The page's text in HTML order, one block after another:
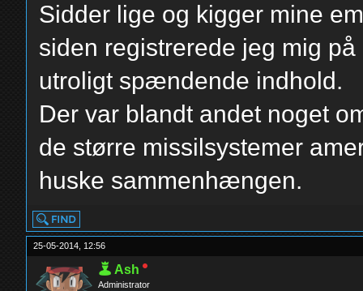
Sidder lige og kigger mine
siden registrerede jeg mig
utroligt spændende indhold.
Der var blandt andet noget
de større missilsystemer
huske sammenhængen.
25-05-2014, 12:56
Ash
Administrator